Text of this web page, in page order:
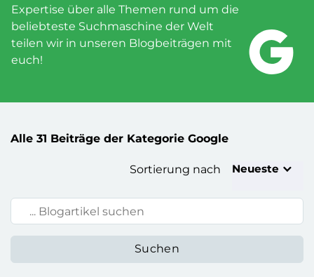
Expertise über alle Themen rund um die
beliebteste Suchmaschine der Welt
teilen wir in unseren Blogbeiträgen mit
euch!
Alle 31 Beiträge der Kategorie Google
Blogartikel suchen:
Sortierung nach Neueste